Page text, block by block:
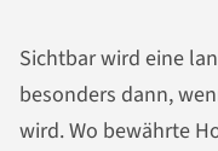
Sichtbar wird eine
besonders dann,
wird. Wo bewährte